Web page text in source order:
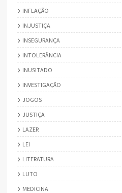
INFLAÇÃO
INJUSTIÇA
INSEGURANÇA
INTOLERÂNCIA
INUSITADO
INVESTIGAÇÃO
JOGOS
JUSTIÇA
LAZER
LEI
LITERATURA
LUTO
MEDICINA